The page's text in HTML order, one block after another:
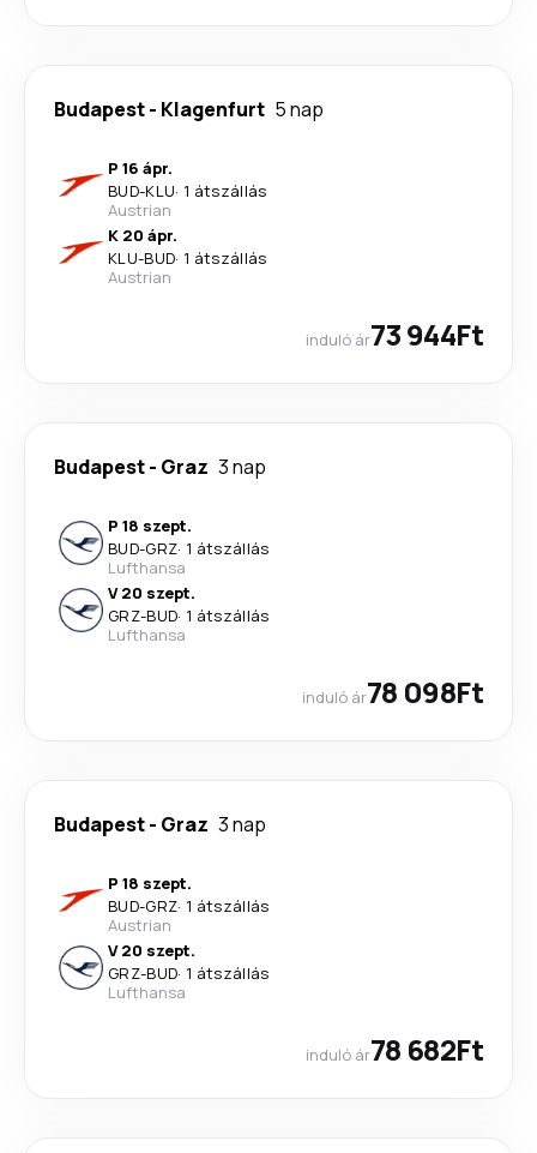
Budapest- Klagenfurt 5 nap
P 16 ápr.
BUD-KLU· 1 átszállás
Austrian
K 20 ápr.
KLU-BUD· 1 átszállás
Austrian
induló ár73 944Ft
Budapest- Graz 3 nap
P 18 szept.
BUD-GRZ· 1 átszállás
Lufthansa
V 20 szept.
GRZ-BUD· 1 átszállás
Lufthansa
induló ár78 098Ft
Budapest- Graz 3 nap
P 18 szept.
BUD-GRZ· 1 átszállás
Austrian
V 20 szept.
GRZ-BUD· 1 átszállás
Lufthansa
induló ár78 682Ft